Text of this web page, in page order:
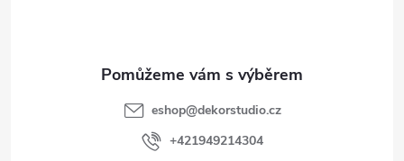
eshop@dekorstudio.cz
+421949214304